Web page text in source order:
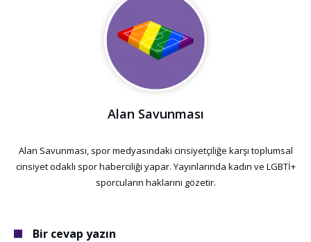
Alan Savunması
Alan Savunması, spor medyasındaki cinsiyetçiliğe karşı toplumsal
cinsiyet odaklı spor haberciliği yapar. Yayınlarında kadın ve LGBTİ+
sporcuların haklarını gözetir.
Bir cevap yazın